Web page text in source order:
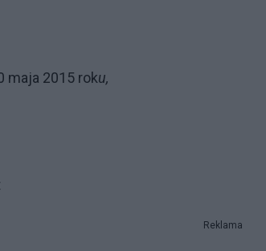
maja 2015 roku,
Reklama